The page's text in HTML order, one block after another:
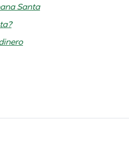
Santa